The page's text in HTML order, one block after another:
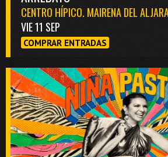
CENTRO HÍPICO. MAIRENA DEL
VIE 11 SEP
COMPRAR ENTRADAS